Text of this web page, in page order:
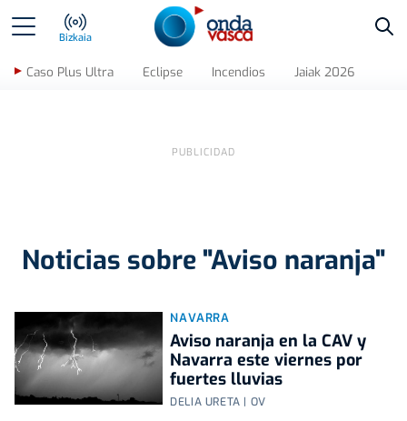
Bizkaia
Caso Plus Ultra Eclipse Incendios Jaiak 2026
Noticias sobre "Aviso naranja"
NAVARRA
Aviso naranja en la CAV y
Navarra este viernes por
fuertes lluvias
DELIA URETA | OV